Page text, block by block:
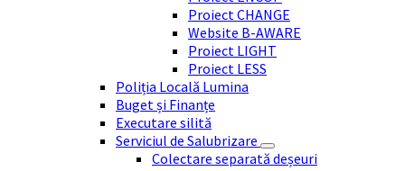
Proiect CHANGE
Website B-AWARE
Proiect LIGHT
Proiect LESS
Poliția Locală Lumina
Buget și Finanțe
Executare silită
Serviciul de Salubrizare
Colectare separată deșeuri